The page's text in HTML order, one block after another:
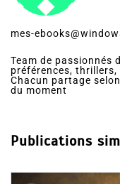
mes-
Team de passionnés
préférences,
Chacun partage
du moment
Publications